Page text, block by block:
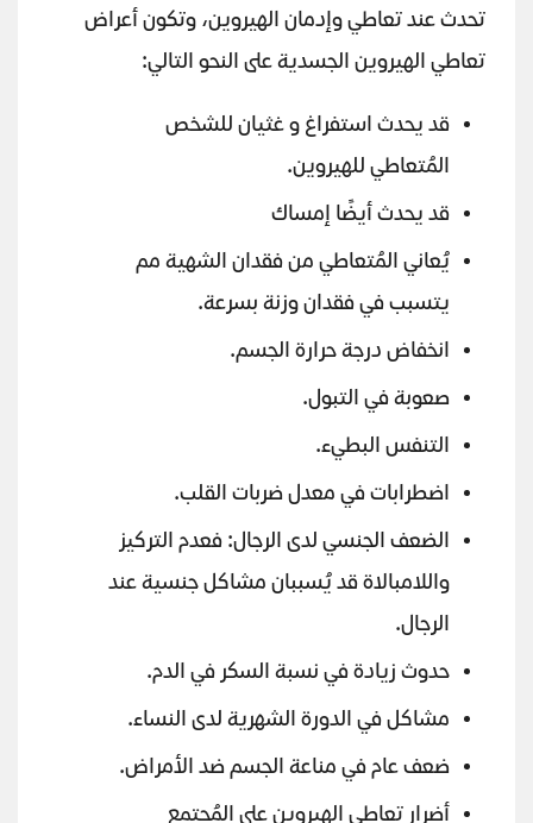
تحدث عند تعاطي وإدمان الهيروين، وتكون أعراض
تعاطي الهيروين الجسدية على النحو التالي:
قد يحدث استفراغ و غثيان للشخص
المُتعاطي للهيروين.
قد يحدث أيضًا إمساك
يُعاني المُتعاطي من فقدان الشهية مم
يتسبب في فقدان وزنة بسرعة.
انخفاض درجة حرارة الجسم.
صعوبة في التبول.
التنفس البطيء.
اضطرابات في معدل ضربات القلب.
الضعف الجنسي لدى الرجال: فعدم التركيز
واللامبالاة قد يُسببان مشاكل جنسية عند
الرجال.
حدوث زيادة في نسبة السكر في الدم.
مشاكل في الدورة الشهرية لدى النساء.
ضعف عام في مناعة الجسم ضد الأمراض.
أضرار تعاطي الهيروين على المُجتمع